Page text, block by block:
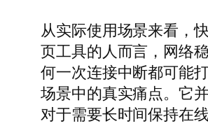
从实际使用场景来看，
页工具的人而言，网络
何一次连接中断都可能
场景中的真实痛点。它
对于需要长时间保持在